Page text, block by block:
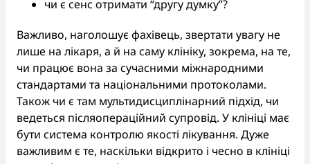
чи є сенс отримати “другу думку”?
Важливо, наголошує фахівець, звертати увагу не
лише на лікаря, а й на саму клініку, зокрема, на те,
чи працює вона за сучасними міжнародними
стандартами та національними протоколами.
Також чи є там мультидисциплінарний підхід, чи
ведеться післяопераційний супровід. У клініці має
бути система контролю якості лікування. Дуже
важливим є те, наскільки відкрито і чесно в клініці